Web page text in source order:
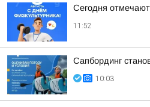
Сегодня
11:52
Сапбординг
10:03